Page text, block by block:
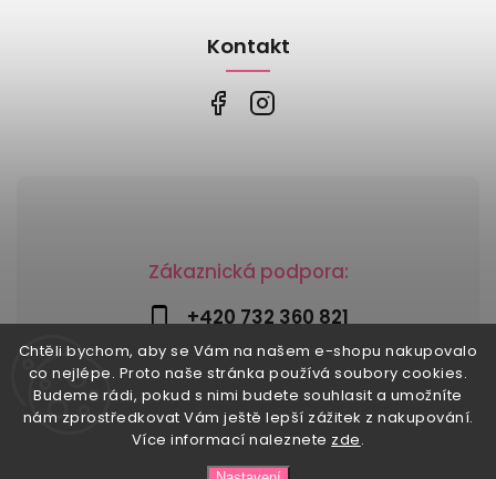
Chtěli bychom, aby se Vám na našem e-shopu nakupovalo
co nejlépe. Proto naše stránka používá soubory cookies.
Budeme rádi, pokud s nimi budete souhlasit a umožníte
nám zprostředkovat Vám ještě lepší zážitek z nakupování.
Více informací naleznete zde.
Zákaznická podpora:
+420 732 360 821
info@risesnu.cz
Kontakt
Risesnu.cz. Všechna práva vyhrazena.